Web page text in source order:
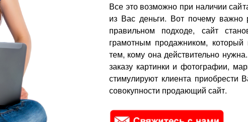
Все это возможно при наличии
из Вас деньги. Вот почему важно
правильном подходе, сайт
грамотным продажником,
тем, кому она действительно нужна.
заказу картинки и фотографии,
стимулируют клиента приобрести
совокупности продающий сайт.